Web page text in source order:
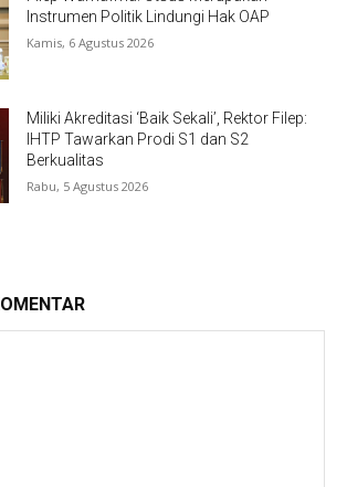
Instrumen Politik Lindungi Hak OAP
Kamis, 6 Agustus 2026
Miliki Akreditasi ‘Baik Sekali’, Rektor Filep:
IHTP Tawarkan Prodi S1 dan S2
Berkualitas
Rabu, 5 Agustus 2026